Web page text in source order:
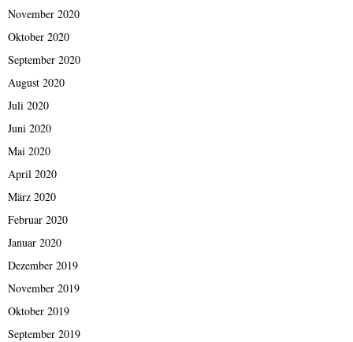
November 2020
Oktober 2020
September 2020
August 2020
Juli 2020
Juni 2020
Mai 2020
April 2020
März 2020
Februar 2020
Januar 2020
Dezember 2019
November 2019
Oktober 2019
September 2019